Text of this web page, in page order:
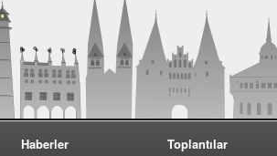
Haberler
Toplantılar